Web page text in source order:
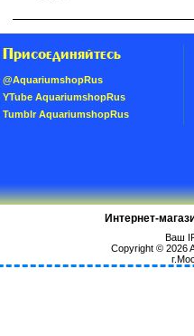
Присоединяйтесь
@AquariumshopRus
YTube AquariumshopRus
Tumblr AquariumshopRus
Интернет-
Ваш
Copyright © 2026